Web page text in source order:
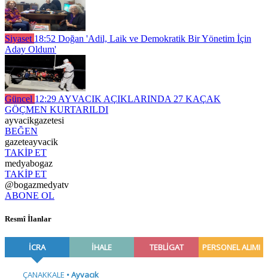
Siyaset 18:52 Doğan 'Adil, Laik ve Demokratik Bir Yönetim İçin
Aday Oldum'
Güncel 12:29 AYVACIK AÇIKLARINDA 27 KAÇAK
GÖÇMEN KURTARILDI
ayvacikgazetesi
BEĞEN
gazeteayvacik
TAKİP ET
medyabogaz
TAKİP ET
@bogazmedyatv
ABONE OL
Resmî İlanlar